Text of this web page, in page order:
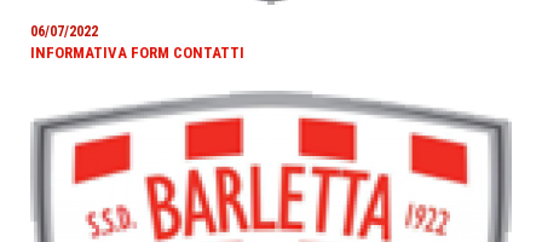
06/07/2022
INFORMATIVA FORM CONTATTI